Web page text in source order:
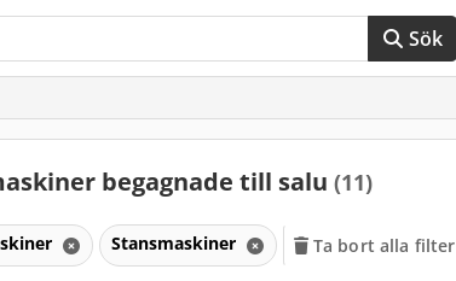
Sök
begagnade till salu (11)
Stansmaskiner Ta bort alla filter